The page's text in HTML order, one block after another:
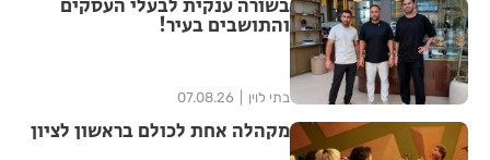
בשורה ענקית לבעלי העסקים
והתושבים בעיר!
בתי לוין 07.08.26
מקהלה אחת לכולם בראשון לציון